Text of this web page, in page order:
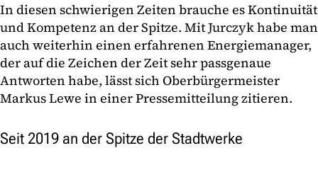
In diesen schwierigen Zeiten brauche es Kontinuität
und Kompetenz an der Spitze. Mit Jurczyk habe man
auch weiterhin einen erfahrenen Energiemanager,
der auf die Zeichen der Zeit sehr passgenaue
Antworten habe, lässt sich Oberbürgermeister
Markus Lewe in einer Pressemitteilung zitieren.
Seit 2019 an der Spitze der Stadtwerke